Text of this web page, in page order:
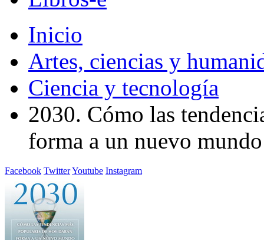
Inicio
Artes, ciencias y
Ciencia y tecnología
2030. Cómo las
forma a un nuevo mundo
Facebook TwitterYoutube Instagram